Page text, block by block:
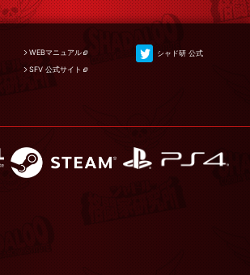
WEBマニュアル
SFV 公式サイト
シャド研 公式